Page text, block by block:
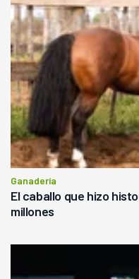
Ganadería
El caballo que hizo
millones